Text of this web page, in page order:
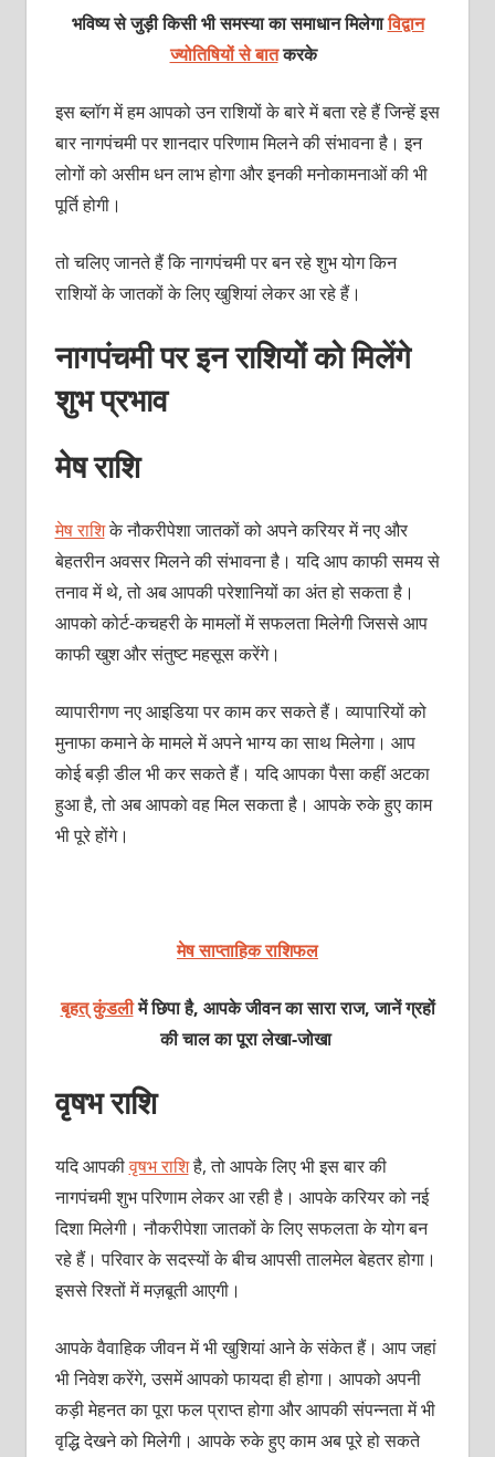
भविष्य से जुड़ी किसी भी समस्या का समाधान मिलेगाविद्वान
ज्योतिषियों से बातकरके
इस ब्‍लॉग में हम आपको उन राशियों के बारे में बता रहे हैं जिन्‍हें इस
बार नागपंचमी पर शानदार परिणाम मिलने की संभावना है। इन
लोगों को असीम धन लाभ होगा और इनकी मनोकामनाओं की भी
पूर्ति होगी।
तो चलिए जानते हैं कि नागपंचमी पर बन रहे शुभ योग किन
राशियों के जातकों के लिए खुशियां लेकर आ रहे हैं।
नागपंचमी पर इन राशियों को मिलेंगे
शुभ प्रभाव
मेष राशि
मेष राशिके नौकरीपेशा जातकों को अपने करियर में नए और
बेहतरीन अवसर मिलने की संभावना है। यदि आप काफी समय से
तनाव में थे, तो अब आपकी परेशानियों का अंत हो सकता है।
आपको कोर्ट-कचहरी के मामलों में सफलता मिलेगी जिससे आप
काफी खुश और संतुष्‍ट महसूस करेंगे।
व्‍यापा‍रीगण नए आइडिया पर काम कर सकते हैं। व्‍यापारियों को
मुनाफा कमाने के मामले में अपने भाग्‍य का साथ मिलेगा। आप
कोई बड़ी डील भी कर सकते हैं। यदि आपका पैसा कहीं अटका
हुआ है, तो अब आपको वह मिल सकता है। आपके रुके हुए काम
भी पूरे होंगे।
मेष साप्ताहिक राशिफल
बृहत् कुंडलीमें छिपा है, आपके जीवन का सारा राज, जानें ग्रहों
की चाल का पूरा लेखा-जोखा
वृषभ राशि
यदि आपकीवृषभ राशिहै, तो आपके लिए भी इस बार की
नागपंचमी शुभ परिणाम लेकर आ रही है। आपके करियर को नई
दिशा मिलेगी। नौकरीपेशा जातकों के लिए सफलता के योग बन
रहे हैं। परिवार के सदस्‍यों के बीच आपसी तालमेल बेहतर होगा।
इससे रिश्‍तों में मज़बूती आएगी।
आपके वैवाहिक जीवन में भी खुशियां आने के संकेत हैं। आप जहां
भी निवेश करेंगे, उसमें आपको फायदा ही होगा। आपको अपनी
कड़ी मेहनत का पूरा फल प्राप्‍त होगा और आपकी संपन्‍नता में भी
वृद्धि देखने को मिलेगी। आपके रुके हुए काम अब पूरे हो सकते